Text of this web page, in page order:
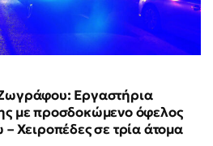
Εργαστήρια
με προσδοκώμενο όφελος
Χειροπέδες σε τρία άτομα